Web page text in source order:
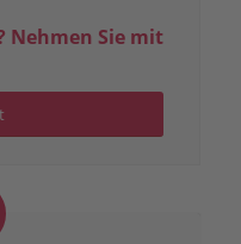
Nehmen Sie mit